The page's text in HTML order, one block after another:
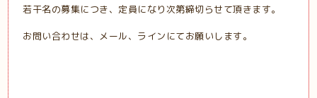
若干名の募集につき、定員になり次第締切らせて頂きます。
お問い合わせは、メール、ラインにてお願いします。